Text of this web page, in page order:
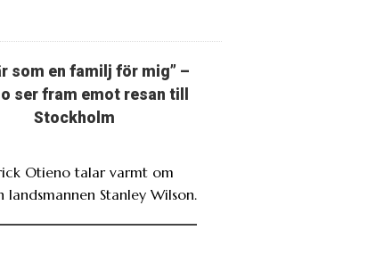
som en familj för mig” –
ser fram emot resan till
Stockholm
Otieno talar varmt om
landsmannen Stanley Wilson.